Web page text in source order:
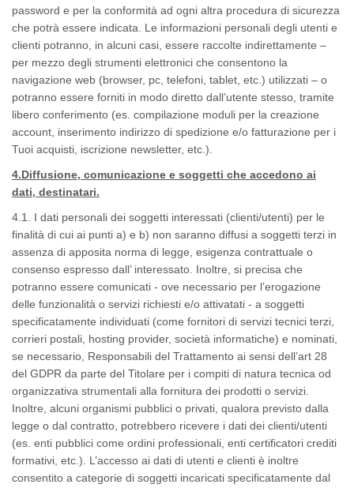
password e per la conformità ad ogni altra procedura di sicurezza
che potrà essere indicata. Le informazioni personali degli utenti e
clienti potranno, in alcuni casi, essere raccolte indirettamente –
per mezzo degli strumenti elettronici che consentono la
navigazione web (browser, pc, telefoni, tablet, etc.) utilizzati – o
potranno essere forniti in modo diretto dall’utente stesso, tramite
libero conferimento (es. compilazione moduli per la creazione
account, inserimento indirizzo di spedizione e/o fatturazione per i
Tuoi acquisti, iscrizione newsletter, etc.).
4.Diffusione, comunicazione e soggetti che accedono ai
dati, destinatari.
4.1. I dati personali dei soggetti interessati (clienti/utenti) per le
finalità di cui ai punti a) e b) non saranno diffusi a soggetti terzi in
assenza di apposita norma di legge, esigenza contrattuale o
consenso espresso dall’ interessato. Inoltre, si precisa che
potranno essere comunicati - ove necessario per l’erogazione
delle funzionalità o servizi richiesti e/o attivatati - a soggetti
specificatamente individuati (come fornitori di servizi tecnici terzi,
corrieri postali, hosting provider, società informatiche) e nominati,
se necessario, Responsabili del Trattamento ai sensi dell’art 28
del GDPR da parte del Titolare per i compiti di natura tecnica od
organizzativa strumentali alla fornitura dei prodotti o servizi.
Inoltre, alcuni organismi pubblici o privati, qualora previsto dalla
legge o dal contratto, potrebbero ricevere i dati dei clienti/utenti
(es. enti pubblici come ordini professionali, enti certificatori crediti
formativi, etc.). L’accesso ai dati di utenti e clienti è inoltre
consentito a categorie di soggetti incaricati specificatamente dal